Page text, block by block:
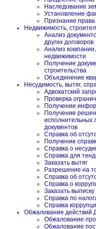
Наследование
Установление
Признание
Недвижимость,
Анализ
других договоров
Анализ
недвижимости
Получение
строительства
Объединение
Несудимость, вытяг,
Адвокатский
Проверка
Получение
Получение
исполнительных
документов
Справка об
Получение
Справка о
Справка для
Заказать вытяг
Разрешение на
Справка об
Справка о
Заказать выписку
Справка по
Справка
Обжалование действий
Обжалование
Обжалование